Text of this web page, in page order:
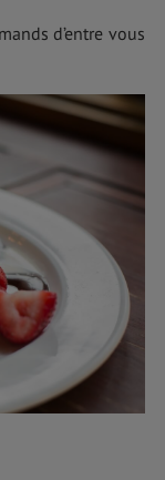
d’entre vous